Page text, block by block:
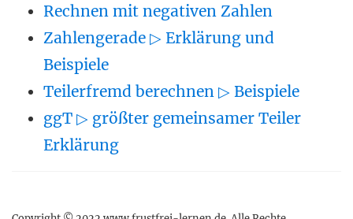
Rechnen mit negativen Zahlen
Zahlengerade ▷ Erklärung und
Beispiele
Teilerfremd berechnen ▷ Beispiele
ggT ▷ größter gemeinsamer Teiler
Erklärung